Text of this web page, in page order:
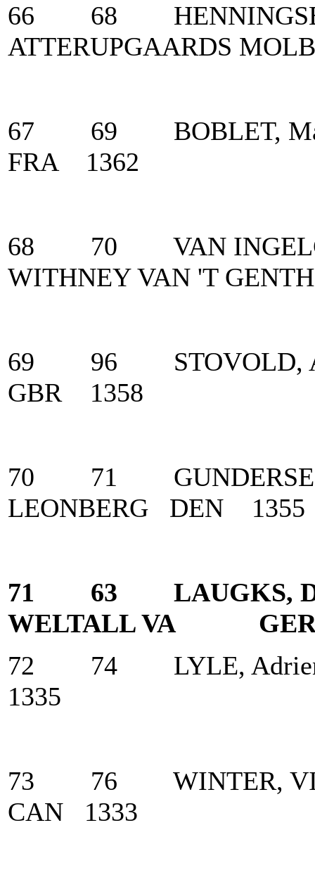
66 68
ATTERUPGAARDS
67 69 BOBLET,
FRA 1362
68 70 VAN
WITHNEY VAN 'T
69 96 STOVOLD,
GBR 1358
70 71
LEONBERG DEN 1355
71 63 LAUGKS,
WELTALL VA GER
72 74 LYLE,
1335
73 76 WINTER,
CAN 1333